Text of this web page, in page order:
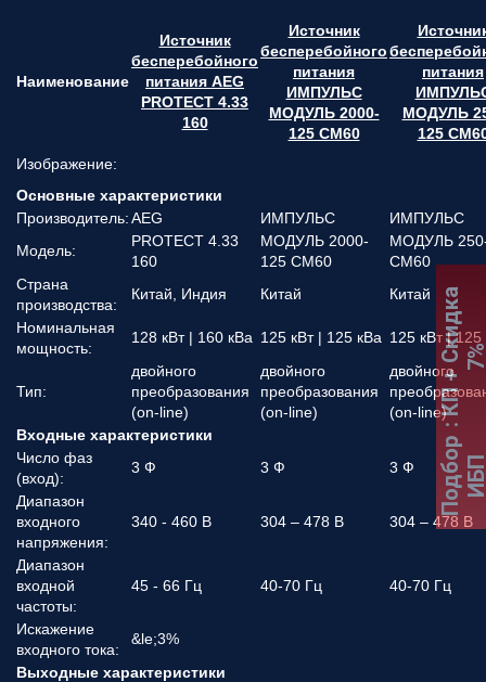
Наименование
Источник
бесперебойного
питания AEG
PROTECT 4.33
160
Источник
бесперебойного
питания
ИМПУЛЬС
МОДУЛЬ 2000-
125 СМ60
питания
МОДУЛЬ
125
Изображение:
Основные характеристики
Производитель:AEG ИМПУЛЬС
ИМПУЛЬС
Модель:
PROTECT 4.33
160
МОДУЛЬ 2000-
125 СМ60
МОДУЛЬ
СМ60
Страна
производства:
Китай, Индия Китай
Китай
Номинальная
мощность:
128 кВт | 160 кВа 125 кВт | 125 кВа 125 кВт | 125
Тип:
двойного
преобразования
(on-line)
двойного
преобразования
(on-line)
двойного
(on-line)
Входные характеристики
Число фаз
(вход):
3 Ф 3 Ф
3 Ф
Диапазон
входного
напряжения:
340 - 460 В 304 – 478 В 304 – 478 В
Диапазон
входной
частоты:
45 - 66 Гц 40-70 Гц 40-70 Гц
Искажение
входного тока:
&le;3%
Выходные характеристики
Подбор
:
К
П
+
С
к
и
д
к
а
7